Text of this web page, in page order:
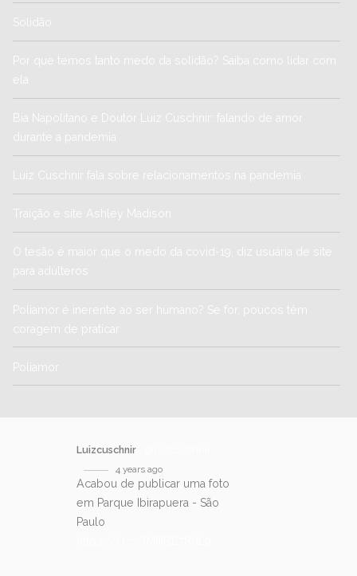
Solidão
Por que temos tanto medo da solidão? Saiba como lidar com
ela
Bia Napolitano e Doutor Luiz Cuschnir: falando de amor
durante a pandemia
Luiz Cuschnir fala sobre relacionamentos na pandemia
Traição e site Ashley Madison
O tesão é maior que o medo da covid-19, diz usuária de site
para adúlteros
Poliamor é inerente ao ser humano? Se for, poucos têm
coragem de praticar
Poliamor
Luizcuschnir
4 years ago
Acabou de publicar uma foto
em Parque Ibirapuera - São
Paulo